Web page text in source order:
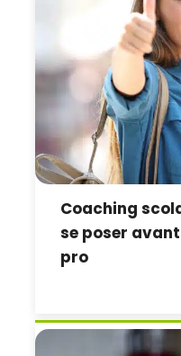
Coaching
se poser
pro